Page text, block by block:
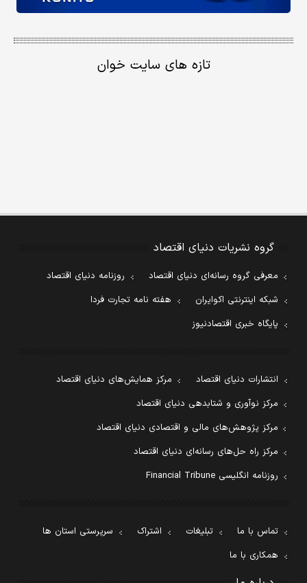
تازه های سایت خوان
گروه نشریات دنیای اقتصاد
معرفی گروه رسانه‌ای دنیای اقتصاد
روزنامه دنیای اقتصاد
شبکه اینترنتی اکوایران
هفته نامه تجارت فردا
پایگاه خبری اقتصادنیوز
انتشارات دنیای اقتصاد
مرکز همایش‌های دنیای اقتصاد
مرکز نوآوری و شتابدهی دنیای اقتصاد
مرکز پژوهش‌های مالی و اقتصادی دنیای اقتصاد
مرکز راه حل‌های رسانه‌ای دنیای اقتصاد
روزنامه انگلیسی Financial Tribune
تماس با ما تبلیغات اشتراک
سرپرستی استان ها
همکاری با ما